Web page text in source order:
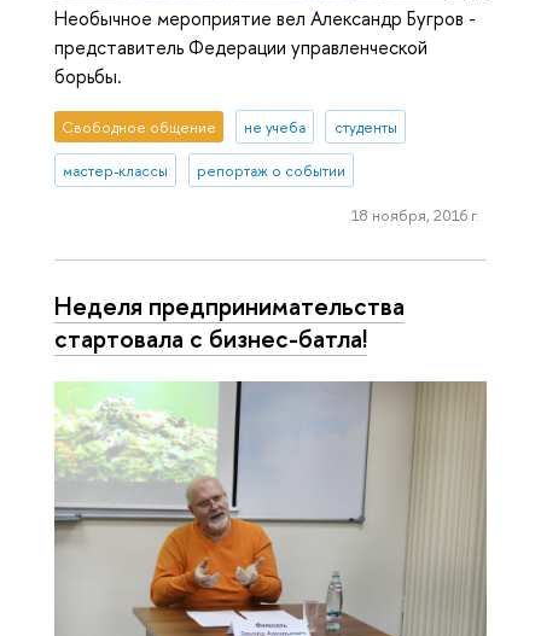
Необычное мероприятие вел Александр Бугров -
представитель Федерации управленческой
борьбы.
Свободное общение не учеба студенты
мастер-классы репортаж о событии
18 ноября, 2016 г.
Неделя предпринимательства
стартовала с бизнес-батла!